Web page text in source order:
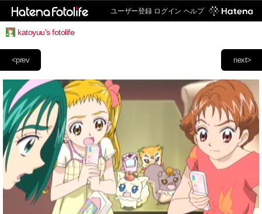
ユーザー登録 ログイン ヘルプ
katoyuu's fotolife
next>
<prev